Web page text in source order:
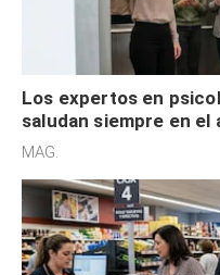
Los expertos en
saludan siempre en el
defensiva y tienen
MAG.